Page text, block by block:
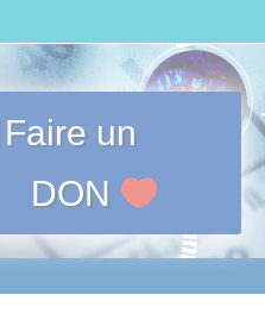
Faire un
DON